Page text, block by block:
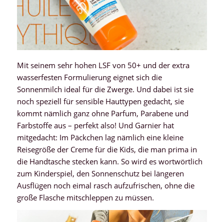
Mit seinem sehr hohen LSF von 50+ und der extra
wasserfesten Formulierung eignet sich die
Sonnenmilch ideal für die Zwerge. Und dabei ist sie
noch speziell für sensible Hauttypen gedacht, sie
kommt nämlich ganz ohne Parfum, Parabene und
Farbstoffe aus – perfekt also! Und Garnier hat
mitgedacht: Im Päckchen lag nämlich eine kleine
Reisegröße der Creme für die Kids, die man prima in
die Handtasche stecken kann. So wird es wortwörtlich
zum Kinderspiel, den Sonnenschutz bei längeren
Ausflügen noch eimal rasch aufzufrischen, ohne die
große Flasche mitschleppen zu müssen.